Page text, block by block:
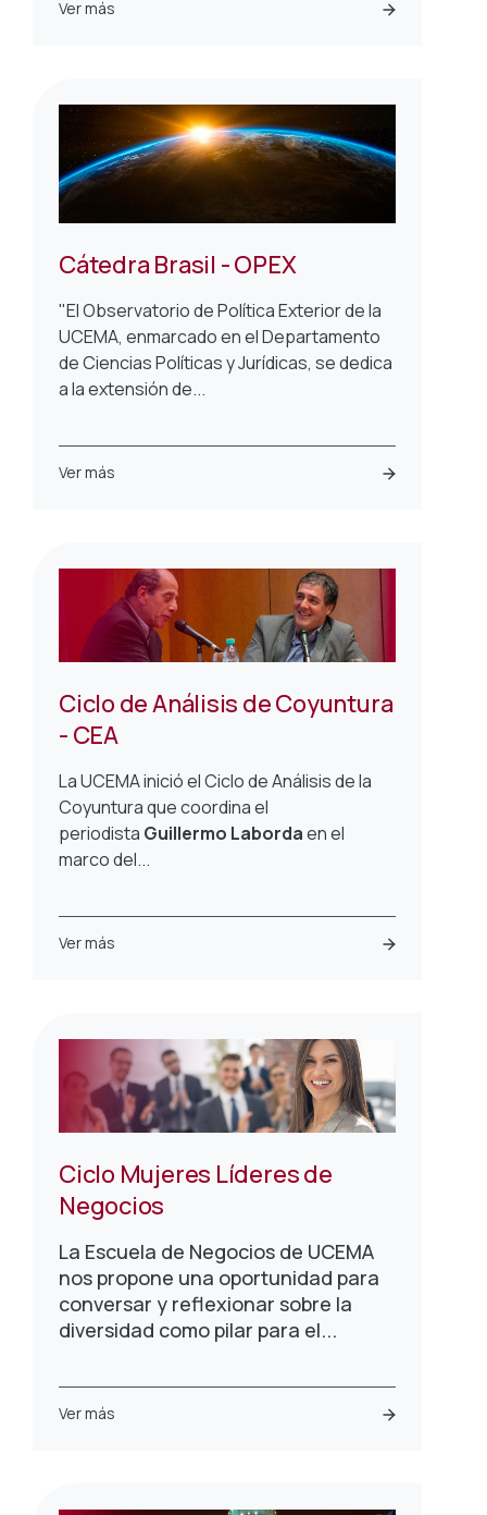
Ver más
Cátedra Brasil - OPEX
"El Observatorio de Política Exterior de la
UCEMA, enmarcado en el Departamento
de Ciencias Políticas y Jurídicas, se dedica
a la extensión de...
Ver más
Ciclo de Análisis de Coyuntura
- CEA
La UCEMA inició el Ciclo de Análisis de la
Coyuntura que coordina el
periodista Guillermo Labordaen el
marco del...
Ver más
Ciclo Mujeres Líderes de
Negocios
La Escuela de Negocios de UCEMA
nos propone una oportunidad para
conversar y reflexionar sobre la
diversidad como pilar para el...
Ver más